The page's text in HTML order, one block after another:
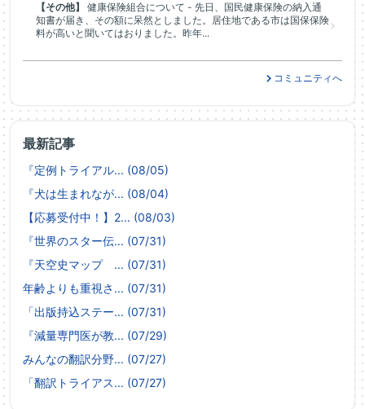
最新記事
『定例トライアル... (08/05)
『犬は生まれなが... (08/04)
【応募受付中！】2... (08/03)
『世界のスター伝... (07/31)
『天空史マップ ... (07/31)
年齢よりも重視さ... (07/31)
「出版持込ステー... (07/31)
『減量専門医が教... (07/29)
みんなの翻訳分野... (07/27)
「翻訳トライアス... (07/27)
【その他】
健康保険組合について - 先日、国民健康保険の納入通
知書が届き、その額に呆然としました。居住地である市は国保保険
料が高いと聞いてはおりました。昨年...
コミュニティへ